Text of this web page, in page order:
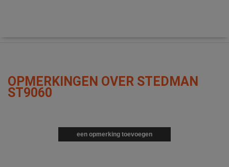
OPMERKINGEN OVER STEDMAN
ST9060
een opmerking toevoegen